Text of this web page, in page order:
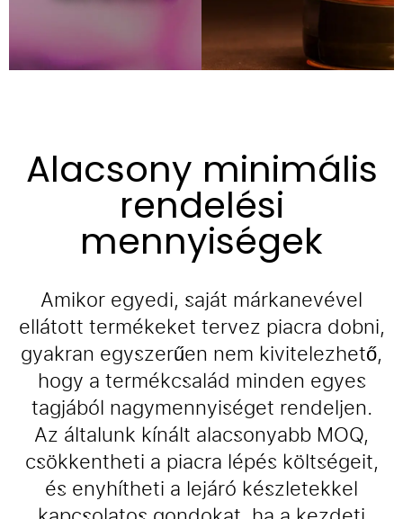
Alacsony minimális
rendelési
mennyiségek
Amikor egyedi, saját márkanevével
ellátott termékeket tervez piacra dobni,
gyakran egyszerűen nem kivitelezhető,
hogy a termékcsalád minden egyes
tagjából nagymennyiséget rendeljen.
Az általunk kínált alacsonyabb MOQ,
csökkentheti a piacra lépés költségeit,
és enyhítheti a lejáró készletekkel